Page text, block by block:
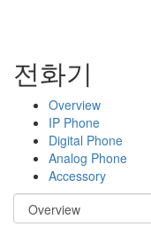
전화기
Overview
IP Phone
Digital Phone
Analog Phone
Accessory